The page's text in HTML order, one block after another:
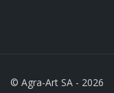
© Agra-Art SA - 2026